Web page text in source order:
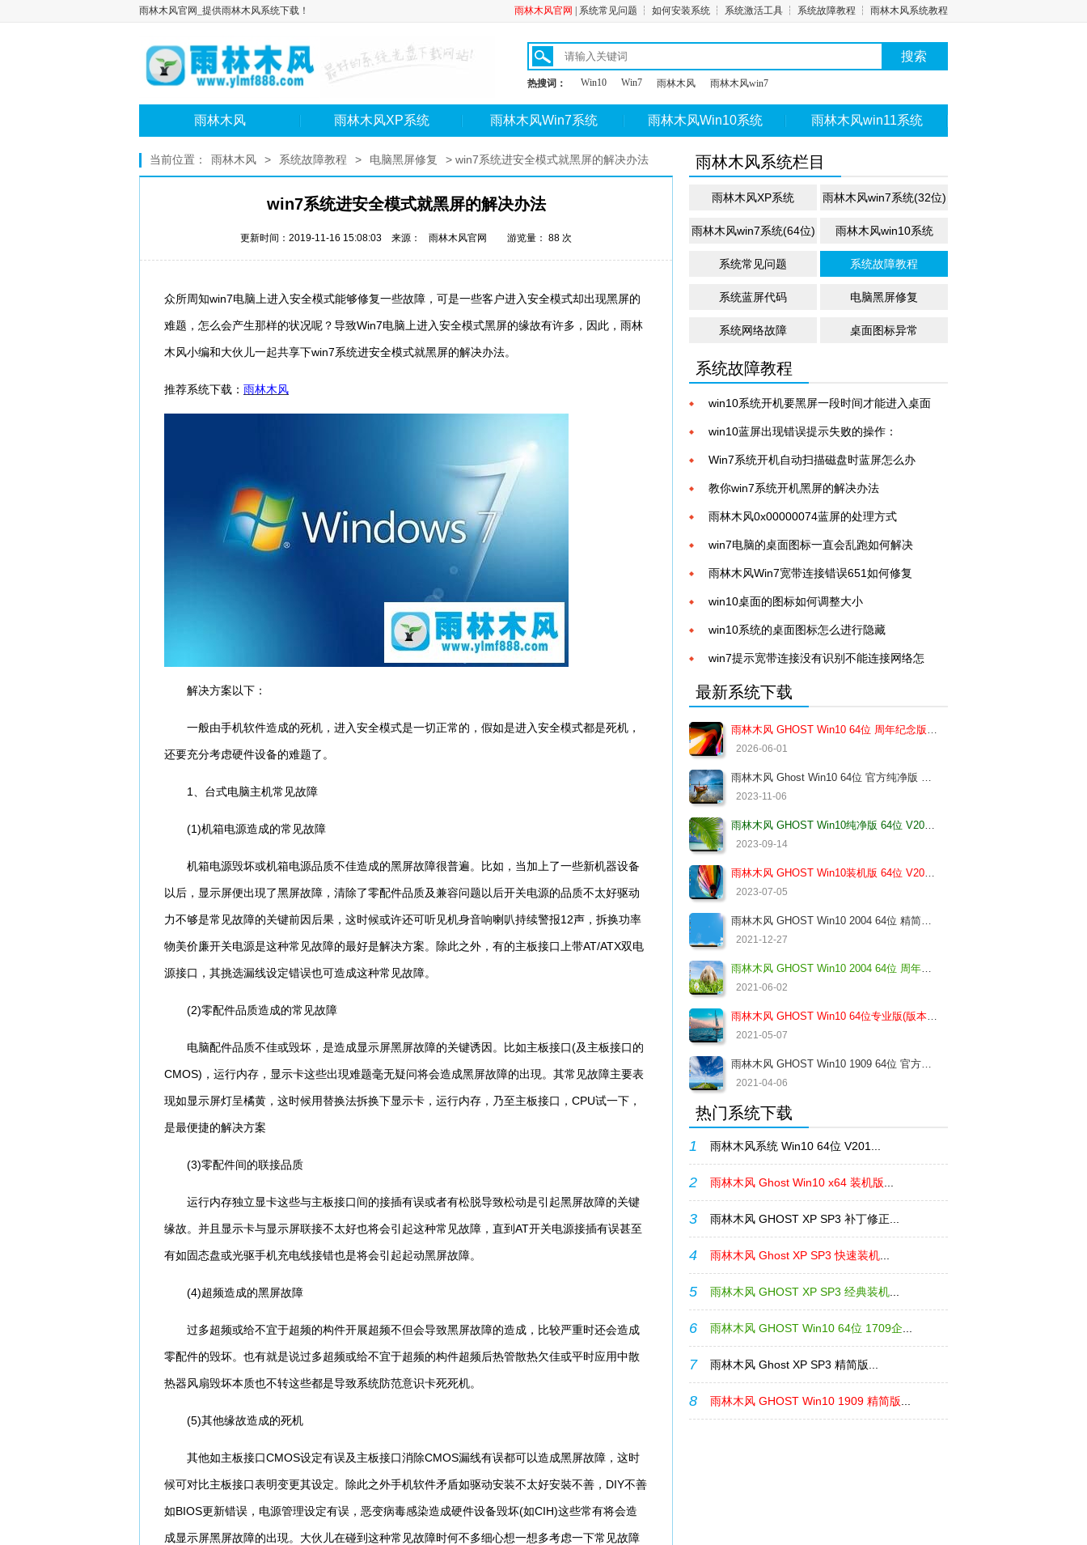
雨林木风官网_提供雨林木风系统下载！ 雨林木风官网 系统常见问题 ┆ 如何安装系统 ┆ 系统激活工具 ┆ 系统故障教程 ┆ 雨林木风系统教程
热搜词： Win10 Win7 雨林木风 雨林木风win7
雨林木风 雨林木风XP系统 雨林木风Win7系统 雨林木风Win10系统 雨林木风win11系统
当前位置： 雨林木风 > 系统故障教程 > 电脑黑屏修复 > win7系统进安全模式就黑屏的解决办法
win7系统进安全模式就黑屏的解决办法
更新时间：2019-11-16 15:08:03 来源： 雨林木风官网 游览量： 88 次
众所周知win7电脑上进入安全模式能够修复一些故障，可是一些客户进入安全模式却出现黑屏的
难题，怎么会产生那样的状况呢？导致Win7电脑上进入安全模式黑屏的缘故有许多，因此，雨林
木风小编和大伙儿一起共享下win7系统进安全模式就黑屏的解决办法。
推荐系统下载： 雨林木风
解决方案以下：
一般由手机软件造成的死机，进入安全模式是一切正常的，假如是进入安全模式都是死机，
还要充分考虑硬件设备的难题了。
1、台式电脑主机常见故障
(1)机箱电源造成的常见故障
机箱电源毁坏或机箱电源品质不佳造成的黑屏故障很普遍。比如，当加上了一些新机器设备
以后，显示屏便出現了黑屏故障，清除了零配件品质及兼容问题以后开关电源的品质不太好驱动
力不够是常见故障的关键前因后果，这时候或许还可听见机身音响喇叭持续警报12声，拆换功率
物美价廉开关电源是这种常见故障的最好是解决方案。除此之外，有的主板接口上带AT/ATX双电
源接口，其挑选漏线设定错误也可造成这种常见故障。
(2)零配件品质造成的常见故障
电脑配件品质不佳或毁坏，是造成显示屏黑屏故障的关键诱因。比如主板接口(及主板接口的
CMOS)，运行内存，显示卡这些出現难题毫无疑问将会造成黑屏故障的出現。其常见故障主要表
现如显示屏灯呈橘黄，这时候用替换法拆换下显示卡，运行内存，乃至主板接口，CPU试一下，
是最便捷的解决方案
(3)零配件间的联接品质
运行内存独立显卡这些与主板接口间的接插有误或者有松脱导致松动是引起黑屏故障的关键
缘故。并且显示卡与显示屏联接不太好也将会引起这种常见故障，直到AT开关电源接插有误甚至
有如固态盘或光驱手机充电线接错也是将会引起起动黑屏故障。
(4)超频造成的黑屏故障
过多超频或给不宜于超频的构件开展超频不但会导致黑屏故障的造成，比较严重时还会造成
零配件的毁坏。也有就是说过多超频或给不宜于超频的构件超频后热管散热欠佳或平时应用中散
热器风扇毁坏本质也不转这些都是导致系统防范意识卡死死机。
(5)其他缘故造成的死机
其他如主板接口CMOS设定有误及主板接口消除CMOS漏线有误都可以造成黑屏故障，这时
候可对比主板接口表明变更其设定。除此之外手机软件矛盾如驱动安装不太好安裝不善，DIY不善
如BIOS更新错误，电源管理设定有误，恶变病毒感染造成硬件设备毁坏(如CIH)这些常有将会造
成显示屏黑屏故障的出現。大伙儿在碰到这种常见故障时何不多细心想一想多考虑一下常见故障
雨林木风系统栏目
雨林木风XP系统 雨林木风win7系统(32位)
雨林木风win7系统(64位) 雨林木风win10系统
系统常见问题 系统故障教程
系统蓝屏代码 电脑黑屏修复
系统网络故障 桌面图标异常
系统故障教程
win10系统开机要黑屏一段时间才能进入桌面
win10蓝屏出现错误提示失败的操作：
Win7系统开机自动扫描磁盘时蓝屏怎么办
教你win7系统开机黑屏的解决办法
雨林木风0x00000074蓝屏的处理方式
win7电脑的桌面图标一直会乱跑如何解决
雨林木风Win7宽带连接错误651如何修复
win10桌面的图标如何调整大小
win10系统的桌面图标怎么进行隐藏
win7提示宽带连接没有识别不能连接网络怎
最新系统下载
雨林木风 GHOST Win10 64位 周年纪念版V2026.06
2026-06-01
雨林木风 Ghost Win10 64位 官方纯净版 V2023.11
2023-11-06
雨林木风 GHOST Win10纯净版 64位 V2023.09
2023-09-14
雨林木风 GHOST Win10装机版 64位 V2023.8
2023-07-05
雨林木风 GHOST Win10 2004 64位 精简版 V2022
2021-12-27
雨林木风 GHOST Win10 2004 64位 周年纪念版V2021.06
2021-06-02
雨林木风 GHOST Win10 64位专业版(版本2004) V2021.05
2021-05-07
雨林木风 GHOST Win10 1909 64位 官方纯净版V2021.04
2021-04-06
热门系统下载
1 雨林木风系统 Win10 64位 V201...
2 雨林木风 Ghost Win10 x64 装机版
3 雨林木风 GHOST XP SP3 补丁修正...
4 雨林木风 Ghost XP SP3 快速装机
5 雨林木风 GHOST XP SP3 经典装机
6 雨林木风 GHOST Win10 64位 1709企
7 雨林木风 Ghost XP SP3 精简版...
8 雨林木风 GHOST Win10 1909 精简版